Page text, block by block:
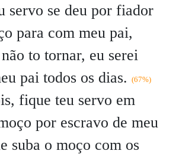
servo se deu por fiador
para com meu pai,
to tornar, eu serei
pai todos os dias. (67%)
fique teu servo em
por escravo de meu
suba o moço com os